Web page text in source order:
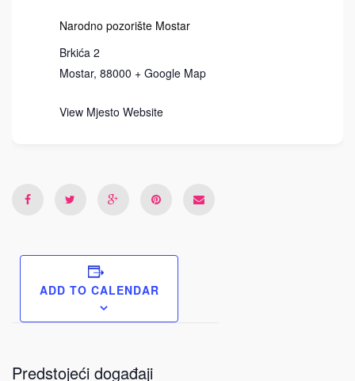
Narodno pozorište Mostar
Brkića 2
Mostar, 88000 + Google Map
View Mjesto Website
ADD TO CALENDAR
Predstojeći događaji